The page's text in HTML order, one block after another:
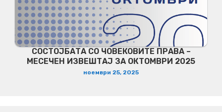
СОСТОЈБАТА СО ЧОВЕКОВИТЕ ПРАВА –
МЕСЕЧЕН ИЗВЕШТАЈ ЗА ОКТОМВРИ 2025
ноември 25, 2025